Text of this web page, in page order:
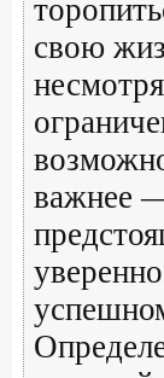
свою
важнее